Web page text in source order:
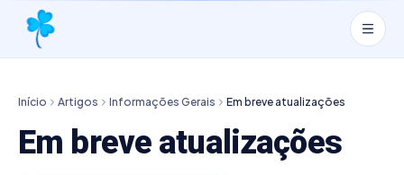
Início Artigos Informações Gerais Em breve atualizações
Em breve atualizações